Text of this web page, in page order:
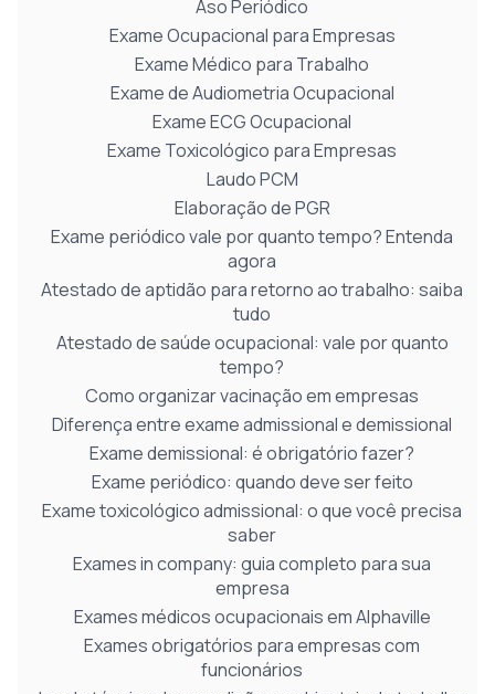
Aso Periódico
Exame Ocupacional para Empresas
Exame Médico para Trabalho
Exame de Audiometria Ocupacional
Exame ECG Ocupacional
Exame Toxicológico para Empresas
Laudo PCM
Elaboração de PGR
Exame periódico vale por quanto tempo? Entenda
agora
Atestado de aptidão para retorno ao trabalho: saiba
tudo
Atestado de saúde ocupacional: vale por quanto
tempo?
Como organizar vacinação em empresas
Diferença entre exame admissional e demissional
Exame demissional: é obrigatório fazer?
Exame periódico: quando deve ser feito
Exame toxicológico admissional: o que você precisa
saber
Exames in company: guia completo para sua
empresa
Exames médicos ocupacionais em Alphaville
Exames obrigatórios para empresas com
funcionários